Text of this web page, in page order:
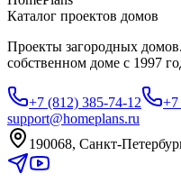
Каталог проектов домов
Проекты загородных
собственном доме с 1997
+7 (812) 385-74-12
+7
support@homeplans.ru
190068, Санкт-